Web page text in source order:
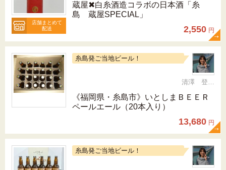
店舗まとめて
配送
蔵屋✖白糸酒造コラボの日本酒「糸
島 蔵屋SPECIAL」
2,550 円
糸島発ご当地ビール！
清澤 登希子
《福岡県・糸島市》いとしまＢＥＥＲ
ペールエール（20本入り）
13,680 円
糸島発ご当地ビール！